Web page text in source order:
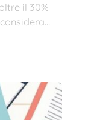
il 30%